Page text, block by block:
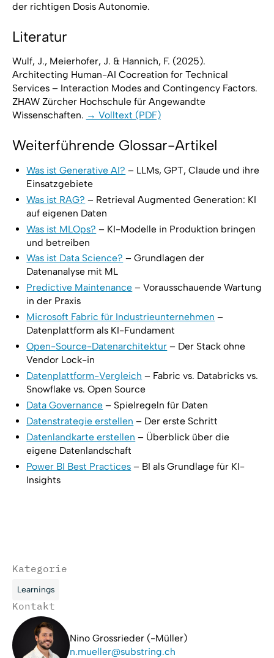
Kategorie
Learnings
Kontakt
Nino Grossrieder (-Müller)
n.mueller@substring.ch
der richtigen Dosis Autonomie.
Literatur
Wulf, J., Meierhofer, J. & Hannich, F. (2025).
Architecting Human-AI Cocreation for Technical
Services – Interaction Modes and Contingency Factors.
ZHAW Zürcher Hochschule für Angewandte
Wissenschaften. → Volltext (PDF)
Weiterführende Glossar-Artikel
Was ist Generative AI? – LLMs, GPT, Claude und ihre
Einsatzgebiete
Was ist RAG? – Retrieval Augmented Generation: KI
auf eigenen Daten
Was ist MLOps? – KI-Modelle in Produktion bringen
und betreiben
Was ist Data Science? – Grundlagen der
Datenanalyse mit ML
Predictive Maintenance – Vorausschauende Wartung
in der Praxis
Microsoft Fabric für Industrieunternehmen –
Datenplattform als KI-Fundament
Open-Source-Datenarchitektur – Der Stack ohne
Vendor Lock-in
Datenplattform-Vergleich – Fabric vs. Databricks vs.
Snowflake vs. Open Source
Data Governance – Spielregeln für Daten
Datenstrategie erstellen – Der erste Schritt
Datenlandkarte erstellen – Überblick über die
eigene Datenlandschaft
Power BI Best Practices – BI als Grundlage für KI-
Insights